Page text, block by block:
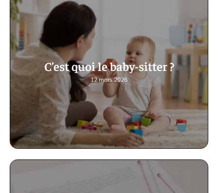
C’est quoi le baby-sitter ?
12 mars 2026